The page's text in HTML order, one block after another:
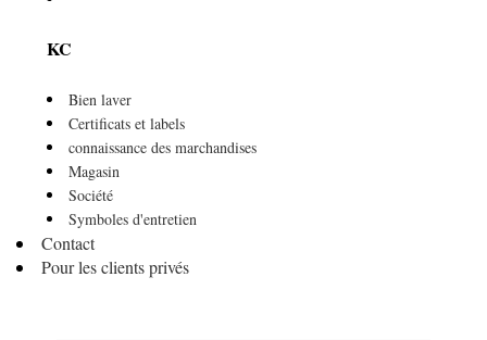
KC
Bien laver
Certificats et labels
connaissance des marchandises
Magasin
Société
Symboles d'entretien
Contact
Pour les clients privés